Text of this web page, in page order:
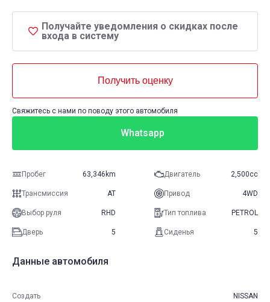
Получайте уведомления о скидках после
входа в систему
Получить оценку
Свяжитесь с нами по поводу этого автомобиля
Whatsapp
Пробег 63,346km Двигатель 2,500cc
Трансмиссия AT Привод 4WD
Выбор руля RHD Тип топлива PETROL
Дверь 5 Сиденья 5
Данные автомобиля
Создать NISSAN